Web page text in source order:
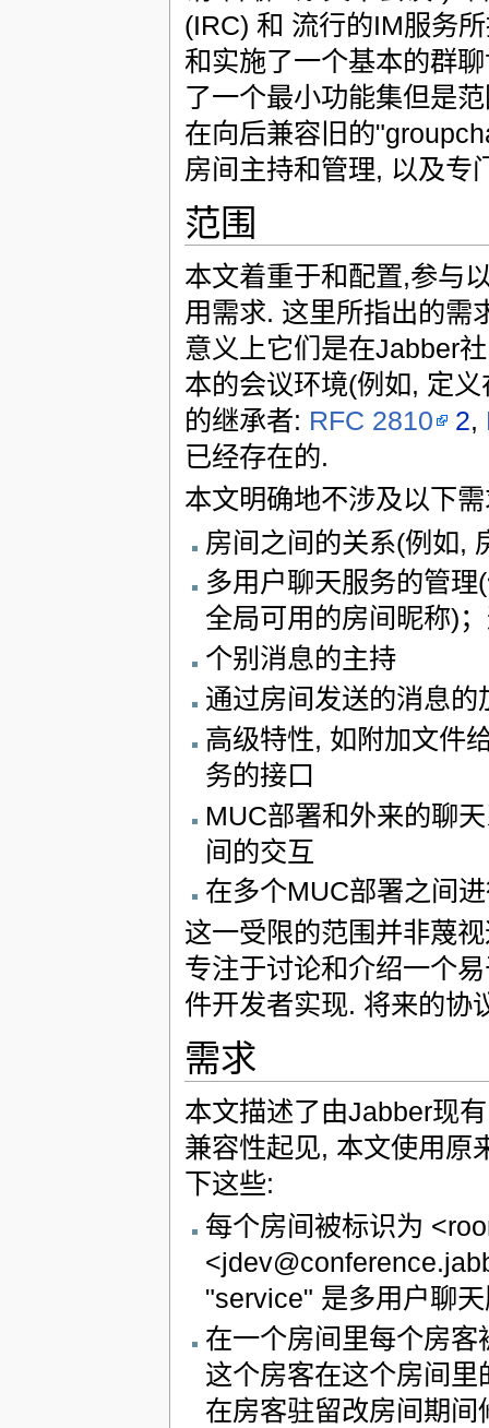
(IRC) 和 流行的IM服务
和实施了一个基本的群
了一个最小功能集但是
在向后兼容旧的
房间主持和管理, 以及专
范围
本文着重于和配置,参与
用需求. 这里所指出的需
意义上它们是在Jabber
本的会议环境(例如, 定
的继承者: RFC 2810 2,
已经存在的.
本文明确地不涉及以下
房间之间的关系(例如,
多用户聊天服务的管
全局可用的房间昵称)
个别消息的主持
通过房间发送的消息的
高级特性, 如附加文件
务的接口
MUC部署和外来的聊
间的交互
在多个MUC部署之间
这一受限的范围并非蔑
专注于讨论和介绍一个
件开发者实现. 将来的协
需求
本文描述了由Jabber现
兼容性起见, 本文使用原
下这些:
每个房间被标识为
"service" 是多用户聊
在一个房间里每个房
这个房客在这个房间
在房客驻留改房间期间